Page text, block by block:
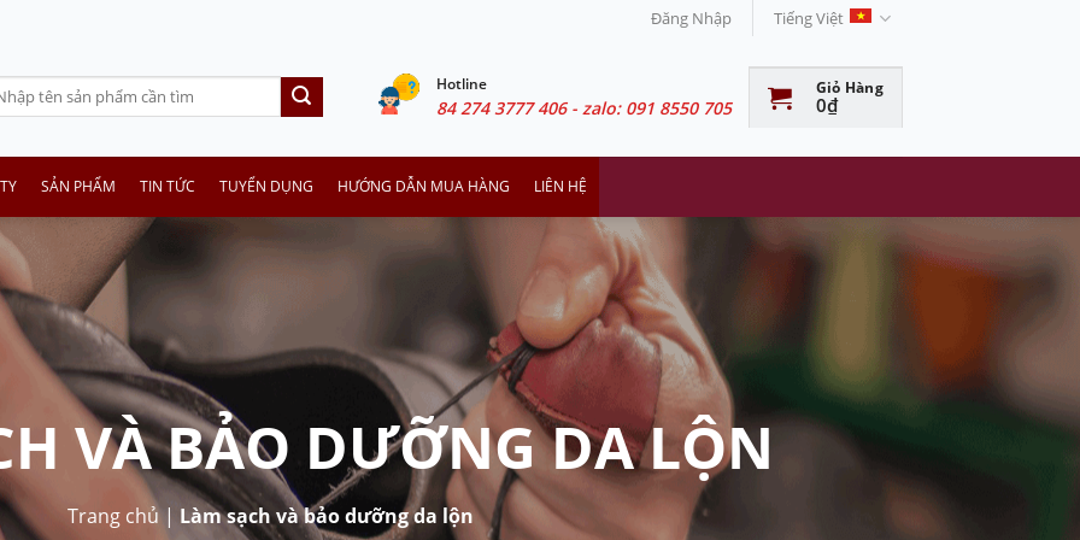
Đăng Nhập Tiếng Việt
Hotline
84 274 3777 406 - zalo: 091 8550 705
Giỏ Hàng
0₫
SẢN PHẨM TIN TỨC TUYỂN DỤNG HƯỚNG DẪN MUA HÀNG LIÊN HỆ
VÀ BẢO DƯỠNG DA LỘN
Trang chủ | Làm sạch và bảo dưỡng da lộn